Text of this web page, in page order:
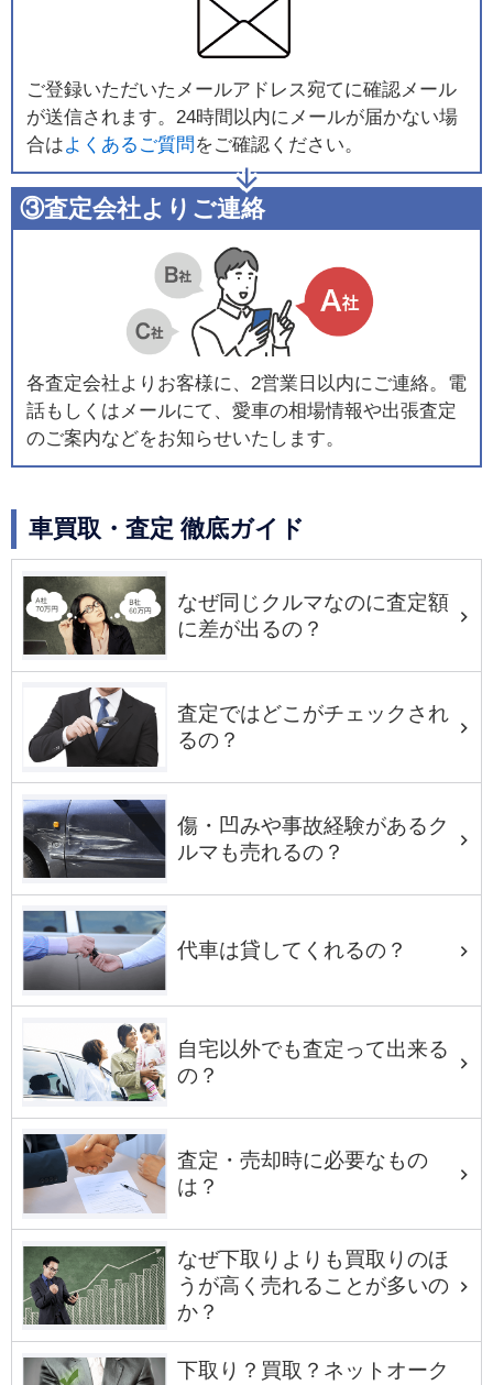
ご登録いただいたメールアドレス宛てに確認メール
が送信されます。24時間以内にメールが届かない場
合はよくあるご質問 をご確認ください。
③査定会社よりご連絡
各査定会社よりお客様に、2営業日以内にご連絡。電
話もしくはメールにて、愛車の相場情報や出張査定
のご案内などをお知らせいたします。
車買取・査定 徹底ガイド
なぜ同じクルマなのに査定額
に差が出るの？
査定ではどこがチェックされ
るの？
傷・凹みや事故経験があるク
ルマも売れるの？
代車は貸してくれるの？
自宅以外でも査定って出来る
の？
査定・売却時に必要なもの
は？
なぜ下取りよりも買取りのほ
うが高く売れることが多いの
か？
下取り？買取？ネットオーク